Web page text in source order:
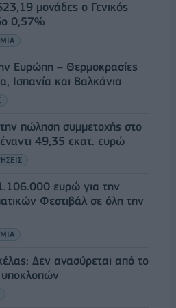
μονάδες ο Γενικός
0,57%
Ευρώπη – Θερμοκρασίες
Ισπανία και Βαλκάνια
πώληση συμμετοχής στο
49,35 εκατ. ευρώ
ευρώ για την
Φεστιβάλ σε όλη την
Δεν ανασύρεται από το